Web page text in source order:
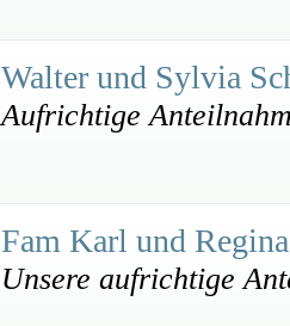
Walter und Sylvia
Aufrichtige
Fam Karl und
Unsere aufrichtige